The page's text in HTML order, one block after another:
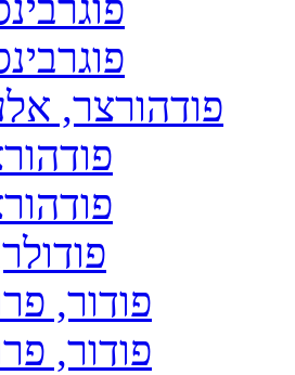
פודהורצר,
פודור,
פודור,